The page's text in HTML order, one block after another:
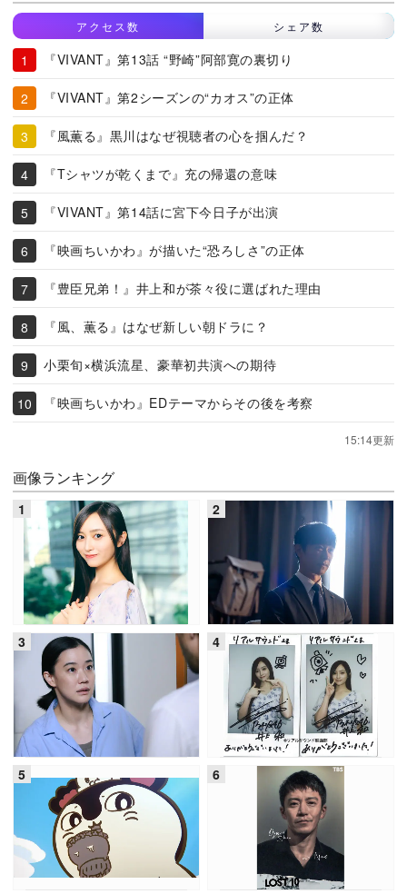
アクセス数 シェア数
『VIVANT』第13話 “野崎”阿部寛の裏切り
『VIVANT』第2シーズンの“カオス”の正体
『風薫る』黒川はなぜ視聴者の心を掴んだ？
『Tシャツが乾くまで』充の帰還の意味
『VIVANT』第14話に宮下今日子が出演
『映画ちいかわ』が描いた“恐ろしさ”の正体
『豊臣兄弟！』井上和が茶々役に選ばれた理由
『風、薫る』はなぜ新しい朝ドラに？
小栗旬×横浜流星、豪華初共演への期待
『映画ちいかわ』EDテーマからその後を考察
15:14更新
画像ランキング